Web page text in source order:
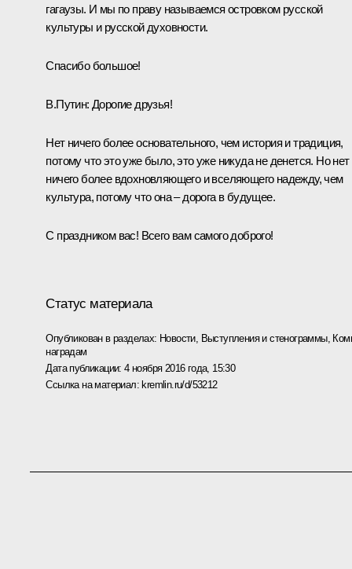
гагаузы. И мы по праву называемся островком русской
культуры и русской духовности.
Спасибо большое!
В.Путин: Дорогие друзья!
Нет ничего более основательного, чем история и традиция,
потому что это уже было, это уже никуда не денется. Но нет
ничего более вдохновляющего и вселяющего надежду, чем
культура, потому что она – дорога в будущее.
С праздником вас! Всего вам самого доброго!
Статус материала
Опубликован в разделах: Новости, Выступления и стенограммы,
наградам
Дата публикации:4 ноября 2016 года, 15:30
Ссылка на материал: kremlin.ru/d/53212